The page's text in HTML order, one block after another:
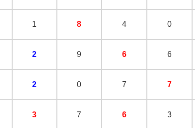
1 8 4 0
2 9 6 6
2 0 7 7
3 7 6 3